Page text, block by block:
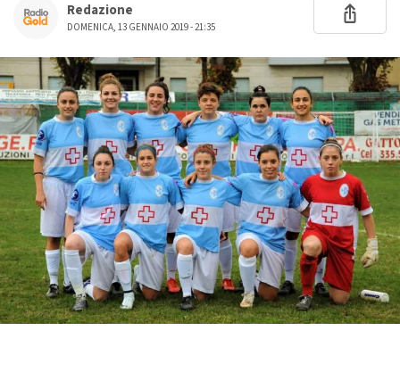
Redazione
DOMENICA, 13 GENNAIO 2019 - 21:35